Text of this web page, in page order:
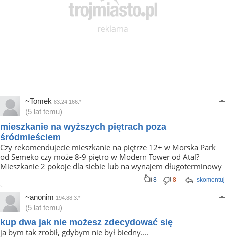
~Tomek 83.24.166.*
(5 lat temu)
mieszkanie na wyższych piętrach poza
śródmieściem
Czy rekomendujecie mieszkanie na piętrze 12+ w Morska Park
od Semeko czy może 8-9 piętro w Modern Tower od Atal?
Mieszkanie 2 pokoje dla siebie lub na wynajem długoterminowy
skomentuj
8 8
~anonim 194.88.3.*
(5 lat temu)
kup dwa jak nie możesz zdecydować się
ja bym tak zrobił, gdybym nie był biedny....